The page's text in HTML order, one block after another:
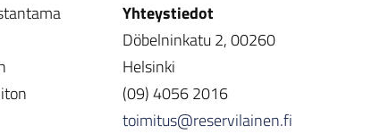
Yhteystiedot
Döbelninkatu 2, 00260
Helsinki
(09) 4056 2016
toimitus@reservilainen.fi